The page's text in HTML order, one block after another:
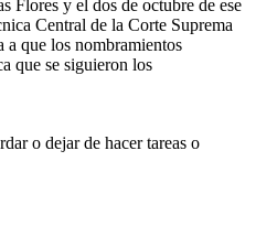
Flores y el dos de octubre de ese
Central de la Corte Suprema
a que los nombramientos
que se siguieron los
o dejar de hacer tareas o